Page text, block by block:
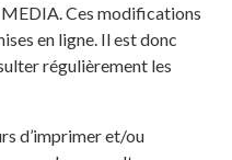
Ces modifications
en ligne. Il est donc
régulièrement les
d’imprimer et/ou